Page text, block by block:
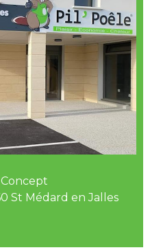
St Médard en Jalles